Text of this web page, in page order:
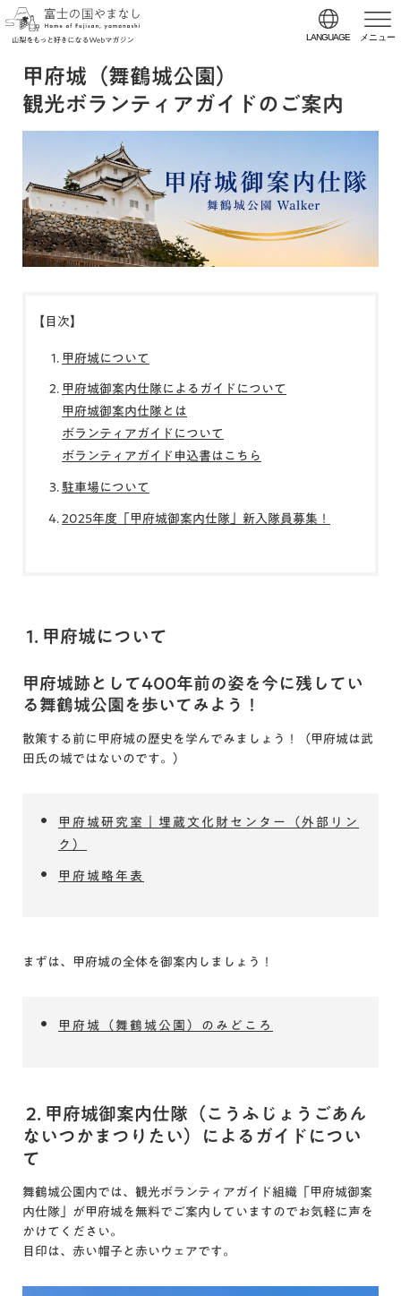
LANGUAGE メニュー
甲府城（舞鶴城公園）
観光ボランティアガイドのご案内
【目次】
甲府城について
甲府城御案内仕隊によるガイドについて
甲府城御案内仕隊とは
ボランティアガイドについて
ボランティアガイド申込書はこちら
駐車場について
2025年度「甲府城御案内仕隊」新入隊員募集！
1. 甲府城について
甲府城跡として400年前の姿を今に残してい
る舞鶴城公園を歩いてみよう！
散策する前に甲府城の歴史を学んでみましょう！（甲府城は武
田氏の城ではないのです。）
甲府城研究室｜埋蔵文化財センター（外部リン
ク）
甲府城略年表
まずは、甲府城の全体を御案内しましょう！
甲府城（舞鶴城公園）のみどころ
2. 甲府城御案内仕隊（こうふじょうごあん
ないつかまつりたい）によるガイドについ
て
舞鶴城公園内では、観光ボランティアガイド組織「甲府城御案
内仕隊」が甲府城を無料でご案内していますのでお気軽に声を
かけてください。
目印は、赤い帽子と赤いウェアです。